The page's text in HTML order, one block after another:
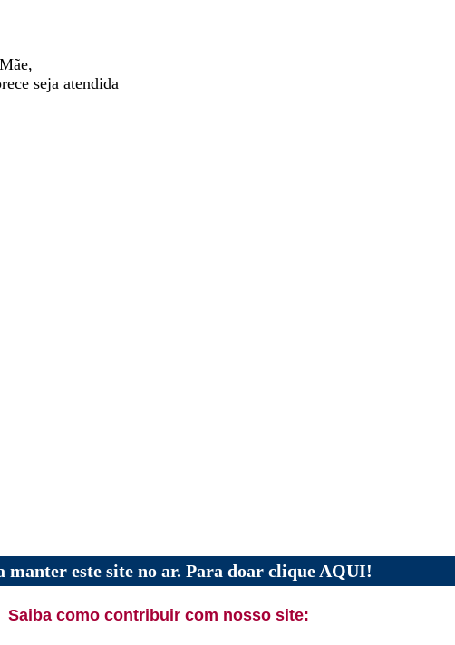
seja atendida
manter este site no ar. Para doar clique AQUI!
Saiba como contribuir com nosso site: